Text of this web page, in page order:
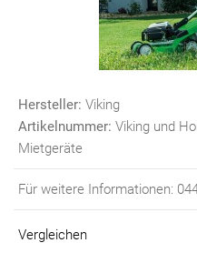
Hersteller: Viking
Artikelnummer: Viking und
Mietgeräte
Für weitere Informationen:
Vergleichen